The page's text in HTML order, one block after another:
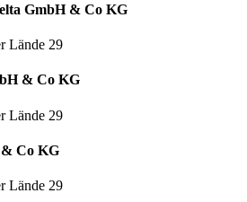
GmbH & Co KG
Lände 29
& Co KG
Lände 29
Co KG
Lände 29